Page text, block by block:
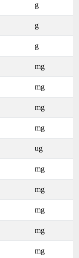
g
g
g
mg
mg
mg
mg
ug
mg
mg
mg
mg
mg